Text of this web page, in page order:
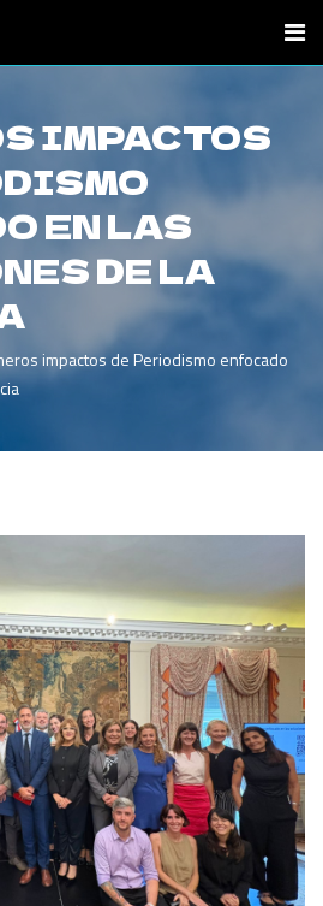
IMPACTOS
EN LAS
DE LA
impactos de Periodismo enfocado